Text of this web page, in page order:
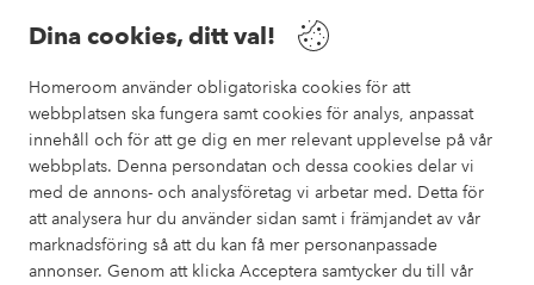
Dina cookies, ditt val!
Homeroom använder obligatoriska cookies för att
webbplatsen ska fungera samt cookies för analys, anpassat
innehåll och för att ge dig en mer relevant upplevelse på vår
webbplats. Denna persondatan och dessa cookies delar vi
med de annons- och analysföretag vi arbetar med. Detta för
att analysera hur du använder sidan samt i främjandet av vår
marknadsföring så att du kan få mer personanpassade
annonser. Genom att klicka Acceptera samtycker du till vår
Säkra betalningar
Vill du veta mer om våra betalalternativ ?
elpy